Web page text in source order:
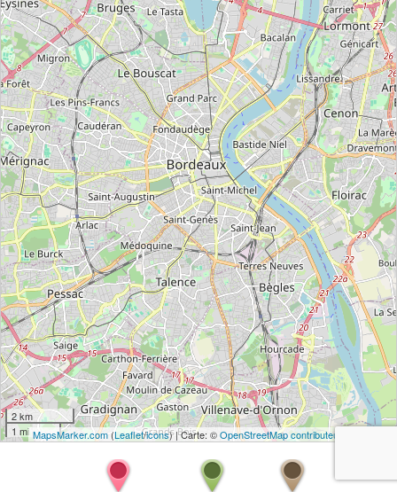
2 km
1 mi MapsMarker.com(Leaflet/icons) | Carte: ©OpenStreetMap contributeurs